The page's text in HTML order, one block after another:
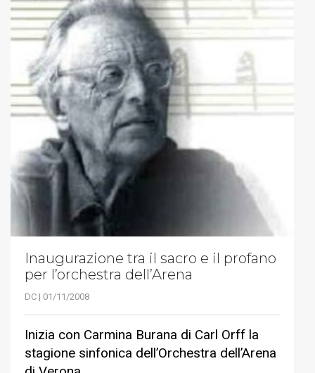
Inaugurazione tra il sacro e il profano
per l’orchestra dell’Arena
DC | 01/11/2008
Inizia con Carmina Burana di Carl Orff la
stagione sinfonica dell’Orchestra dell’Arena